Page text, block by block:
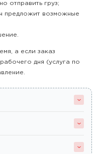
отправить груз;
предложит возможные
а если заказ
дня (услуга по